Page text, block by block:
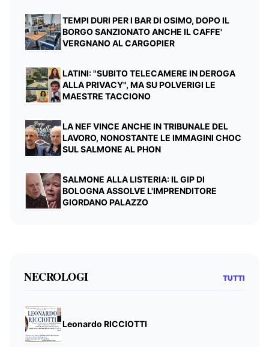
TEMPI DURI PER I BAR DI OSIMO, DOPO IL
BORGO SANZIONATO ANCHE IL CAFFE'
VERGNANO AL CARGOPIER
LATINI: "SUBITO TELECAMERE IN DEROGA
ALLA PRIVACY", MA SU POLVERIGI LE
MAESTRE TACCIONO
LA NEF VINCE ANCHE IN TRIBUNALE DEL
LAVORO, NONOSTANTE LE IMMAGINI CHOC
SUL SALMONE AL PHON
SALMONE ALLA LISTERIA: IL GIP DI
BOLOGNA ASSOLVE L'IMPRENDITORE
GIORDANO PALAZZO
NECROLOGI TUTTI
Leonardo RICCIOTTI